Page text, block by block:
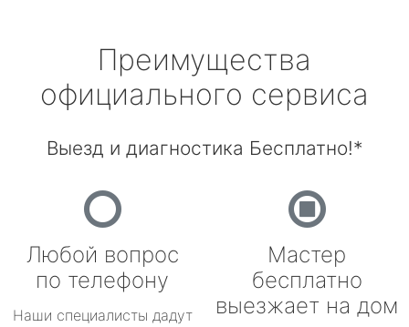
Преимущества
официального сервиса
Выезд и диагностика Бесплатно!*
Любой вопрос
по телефону
Наши специалисты дадут
Мастер
бесплатно
выезжает на дом